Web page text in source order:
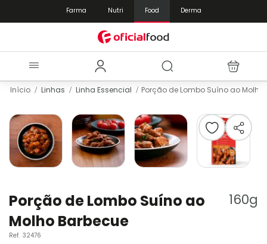
Farma Nutri Food Derma
Início Linhas Linha Essencial Porção de Lombo Suíno ao Molho
Porção de Lombo Suíno ao
Molho Barbecue
160g
Ref. 32476
para
o
final
da
Galeria
para
o
início
da